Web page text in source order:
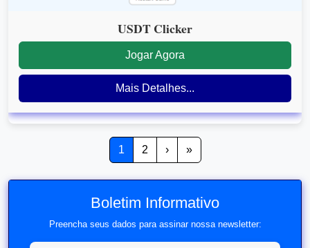
USDT Clicker
Jogar Agora
Mais Detalhes...
1 2 › »
Boletim Informativo
Preencha seus dados para assinar nossa newsletter: